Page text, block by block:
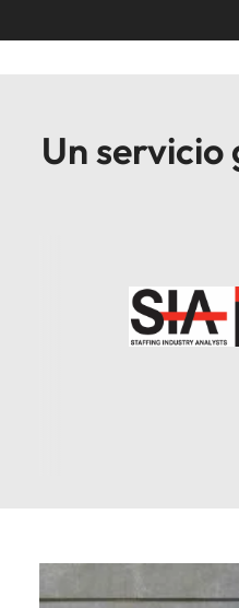
Un